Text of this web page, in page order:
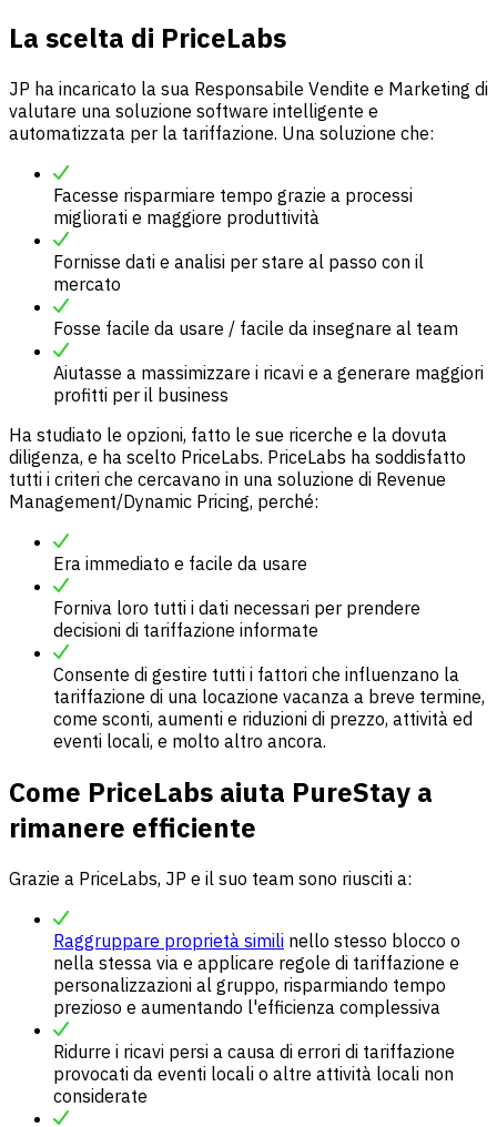
La scelta di PriceLabs
JP ha incaricato la sua Responsabile Vendite e Marketing di
valutare una soluzione software intelligente e
automatizzata per la tariffazione. Una soluzione che:
Facesse risparmiare tempo grazie a processi
migliorati e maggiore produttività
Fornisse dati e analisi per stare al passo con il
mercato
Fosse facile da usare / facile da insegnare al team
Aiutasse a massimizzare i ricavi e a generare maggiori
profitti per il business
Ha studiato le opzioni, fatto le sue ricerche e la dovuta
diligenza, e ha scelto PriceLabs. PriceLabs ha soddisfatto
tutti i criteri che cercavano in una soluzione di Revenue
Management/Dynamic Pricing, perché:
Era immediato e facile da usare
Forniva loro tutti i dati necessari per prendere
decisioni di tariffazione informate
Consente di gestire tutti i fattori che influenzano la
tariffazione di una locazione vacanza a breve termine,
come sconti, aumenti e riduzioni di prezzo, attività ed
eventi locali, e molto altro ancora.
Come PriceLabs aiuta PureStay a
rimanere efficiente
Grazie a PriceLabs, JP e il suo team sono riusciti a:
Raggruppare proprietà simili nello stesso blocco o
nella stessa via e applicare regole di tariffazione e
personalizzazioni al gruppo, risparmiando tempo
prezioso e aumentando l'efficienza complessiva
Ridurre i ricavi persi a causa di errori di tariffazione
provocati da eventi locali o altre attività locali non
considerate